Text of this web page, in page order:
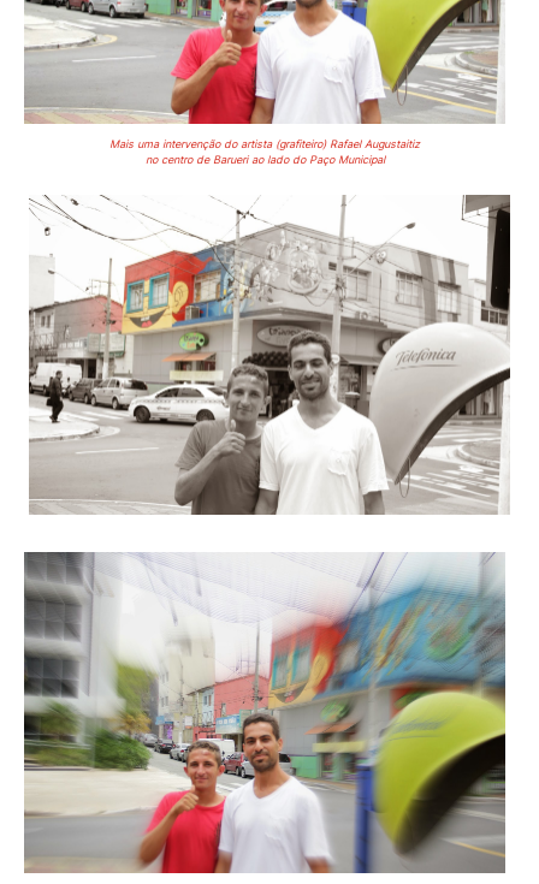
Mais uma intervenção do artista (grafiteiro) Rafael Augustaitiz
no centro de Barueri ao lado do Paço Municipal